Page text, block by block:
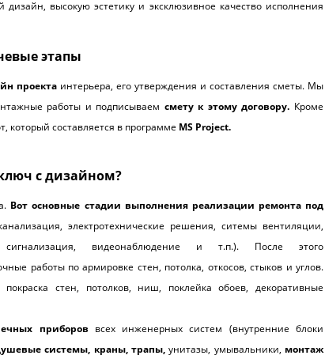
высокую эстетику и эксклюзивное качество исполнения
этапы
проекта интерьера, его утверждения и составления сметы. Мы
работы и подписываем смету к этому договору. Кроме
который составляется в программе MS Project.
с дизайном?
Вот основные стадии выполнения реализации ремонта под
электротехнические решения, ситемы вентиляции,
сигнализация, видеонаблюдение и т.п.). После этого
работы по армировке стен, потолка, откосов, стыков и углов.
покраска стен, потолков, ниш, поклейка обоев, декоративные
приборов всех инженерных систем (внутренние блоки
системы, краны, трапы, унитазы, умывальники, монтаж